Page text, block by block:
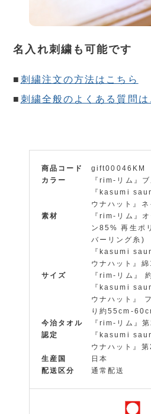
名入れ刺繍も可能です
■ 刺繍注文の方法はこちら
■ 刺繍全般のよくある質問は
商品コード
gift00046KM
カラー
『rim-リム』ブ
『kasumi
ウナハット』ネ
素材
『rim-リム』
ン85% 再生ポ
バーリング糸)
『kasumi
ウナハット』
サイズ
『rim-リム』
『kasumi
ウナハット』
り約55cm-
今治タオル
認定
『rim-リム』
『kasumi
ウナハット』
生産国
日本
配送区分
通常配送